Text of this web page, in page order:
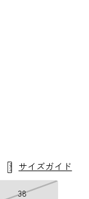
サイズガイド
38